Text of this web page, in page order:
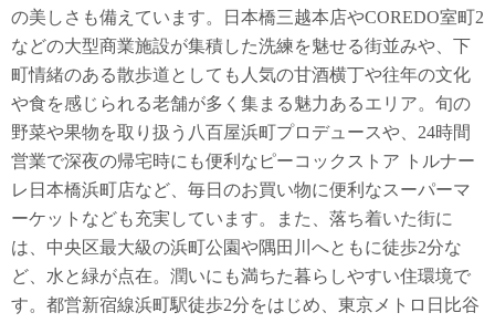
の美しさも備えています。日本橋三越本店やCOREDO室町2
などの大型商業施設が集積した洗練を魅せる街並みや、下
町情緒のある散歩道としても人気の甘酒横丁や往年の文化
や食を感じられる老舗が多く集まる魅力あるエリア。旬の
野菜や果物を取り扱う八百屋浜町プロデュースや、24時間
営業で深夜の帰宅時にも便利なピーコックストア トルナー
レ日本橋浜町店など、毎日のお買い物に便利なスーパーマ
ーケットなども充実しています。また、落ち着いた街に
は、中央区最大級の浜町公園や隅田川へともに徒歩2分な
ど、水と緑が点在。潤いにも満ちた暮らしやすい住環境で
す。都営新宿線浜町駅徒歩2分をはじめ、東京メトロ日比谷